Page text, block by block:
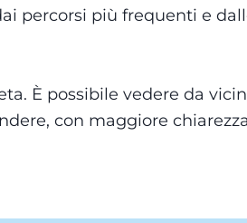
percorsi più frequenti e
È possibile vedere da
con maggiore